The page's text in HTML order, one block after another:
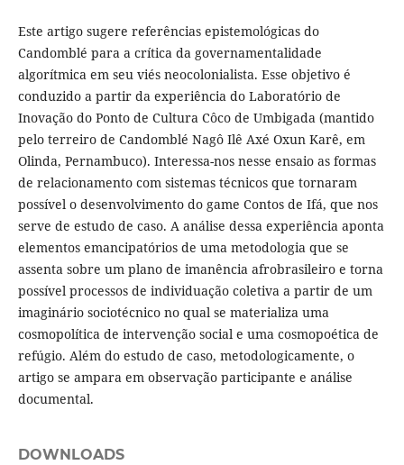
Este artigo sugere referências epistemológicas do
Candomblé para a crítica da governamentalidade
algorítmica em seu viés neocolonialista. Esse objetivo é
conduzido a partir da experiência do Laboratório de
Inovação do Ponto de Cultura Côco de Umbigada (mantido
pelo terreiro de Candomblé Nagô Ilê Axé Oxun Karê, em
Olinda, Pernambuco). Interessa-nos nesse ensaio as formas
de relacionamento com sistemas técnicos que tornaram
possível o desenvolvimento do game Contos de Ifá, que nos
serve de estudo de caso. A análise dessa experiência aponta
elementos emancipatórios de uma metodologia que se
assenta sobre um plano de imanência afrobrasileiro e torna
possível processos de individuação coletiva a partir de um
imaginário sociotécnico no qual se materializa uma
cosmopolítica de intervenção social e uma cosmopoética de
refúgio. Além do estudo de caso, metodologicamente, o
artigo se ampara em observação participante e análise
documental.
DOWNLOADS